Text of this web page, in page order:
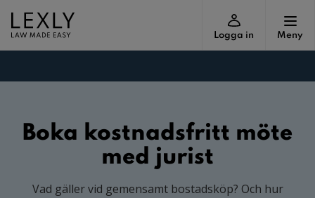
Logga in Meny
Boka kostnadsfritt möte
med jurist
Vad gäller vid gemensamt bostadsköp? Och hur